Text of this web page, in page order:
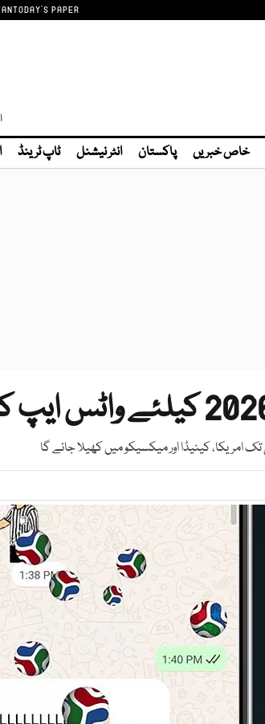
TODAY'S PAPER
خاص خبریں پاکستان انٹر نیشنل ٹاپ ٹرینڈ